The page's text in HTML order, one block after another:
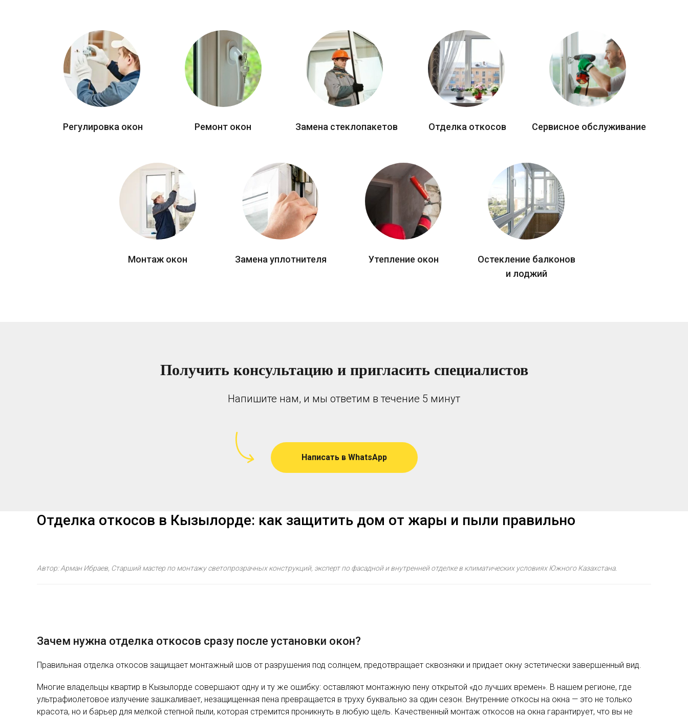
Регулировка окон Ремонт окон Замена стеклопакетов Отделка откосов
Монтаж окон Замена уплотнителя Утепление окон
Сервисное обслуживание
Остекление балконов
и лоджий
Получить консультацию и пригласить специалистов
Напишите нам, и мы ответим в течение 5 минут
Написать в WhatsApp
Отделка откосов в Кызылорде: как защитить дом от жары и пыли правильно
Автор: Арман Ибраев, Старший мастер по монтажу светопрозрачных конструкций, эксперт по фасадной и внутренней отделке в климатических условиях Южного Казахстана.
Зачем нужна отделка откосов сразу после установки окон?
Правильная отделка откосов защищает монтажный шов от разрушения под солнцем, предотвращает сквозняки и придает окну эстетически завершенный вид.
Многие владельцы квартир в Кызылорде совершают одну и ту же ошибку: оставляют монтажную пену открытой «до лучших времен». В нашем регионе, где
ультрафиолетовое излучение зашкаливает, незащищенная пена превращается в труху буквально за один сезон. Внутренние откосы на окна — это не только
красота, но и барьер для мелкой степной пыли, которая стремится проникнуть в любую щель. Качественный монтаж откосов на окна гарантирует, что вы не